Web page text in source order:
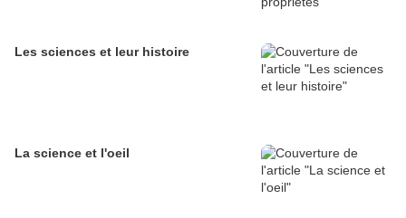
Les sciences et leur histoire
La science et l'oeil